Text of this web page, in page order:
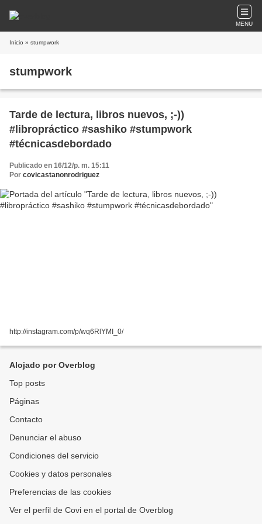
MENU
Inicio » stumpwork
stumpwork
Tarde de lectura, libros nuevos, ;-))
#libropráctico #sashiko #stumpwork
#técnicasdebordado
Publicado en 16/12/p. m. 15:11
Por covicastanonrodriguez
http://instagram.com/p/wq6RlYMI_0/
Alojado por Overblog
Top posts
Páginas
Contacto
Denunciar el abuso
Condiciones del servicio
Cookies y datos personales
Preferencias de las cookies
Ver el perfil de Covi en el portal de Overblog